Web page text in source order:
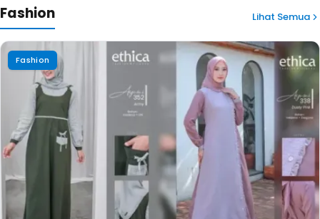
Fashion Lihat Semua
Fashion